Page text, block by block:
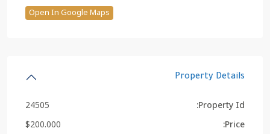
Open In Google Maps
Property Details
Property Id:
24505
Price:
$200.000